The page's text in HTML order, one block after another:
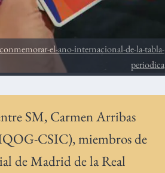
el-ano-internacional-de-la-tabla-
periodica
SM, Carmen Arribas
CSIC), miembros de
de Madrid de la Real